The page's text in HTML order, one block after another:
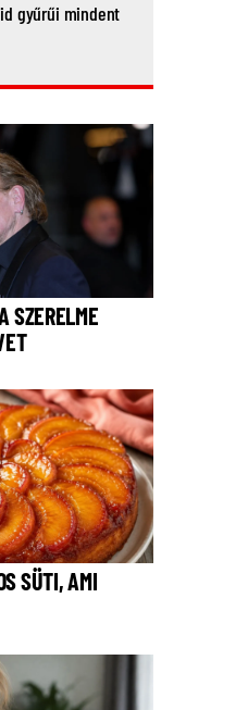
gyűrűi mindent
SZERELME
SÜTI, AMI